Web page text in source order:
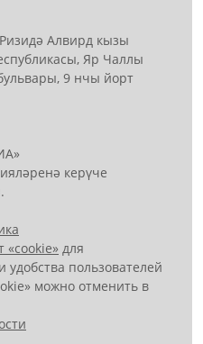
Алвирд кызы
Яр Чаллы
9 нчы йорт
керүче
для
пользователей
можно отменить в